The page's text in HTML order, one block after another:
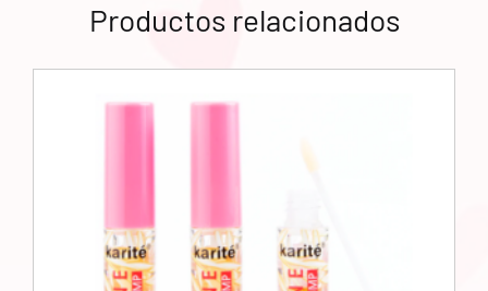
Productos relacionados